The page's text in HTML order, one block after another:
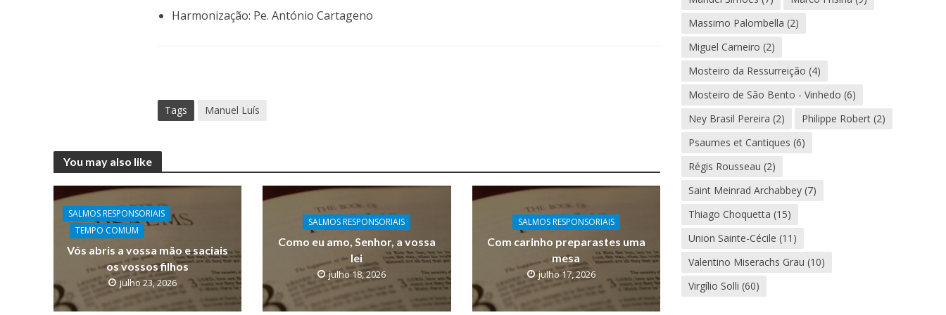
Harmonização: Pe. António Cartageno
Tags Manuel Luís
You may also like
SALMOS RESPONSORIAIS
TEMPO COMUM
Vós abris a vossa mão e saciais
os vossos filhos
julho 23, 2026
SALMOS RESPONSORIAIS
Como eu amo, Senhor, a vossa
lei
julho 18, 2026
SALMOS RESPONSORIAIS
Com carinho preparastes uma
mesa
julho 17, 2026
Massimo Palombella (2)
Miguel Carneiro (2)
Mosteiro da Ressurreição (4)
Mosteiro de São Bento - Vinhedo (6)
Ney Brasil Pereira (2) Philippe Robert (2)
Psaumes et Cantiques (6)
Régis Rousseau (2)
Saint Meinrad Archabbey (7)
Thiago Choquetta (15)
Union Sainte-Cécile (11)
Valentino Miserachs Grau (10)
Virgílio Solli (60)